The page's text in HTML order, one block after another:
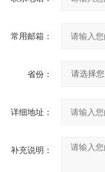
常用邮箱：
省份：
详细地址：
补充说明：